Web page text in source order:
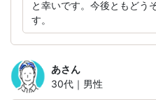
と幸いです。今後ともどう
す。
あさん
30代｜男性